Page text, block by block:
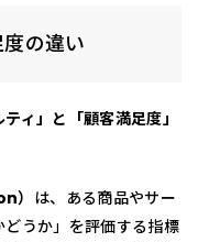
の違い
ィ」と「顧客満足度」
） は、ある商品やサー
うか」を評価する指標